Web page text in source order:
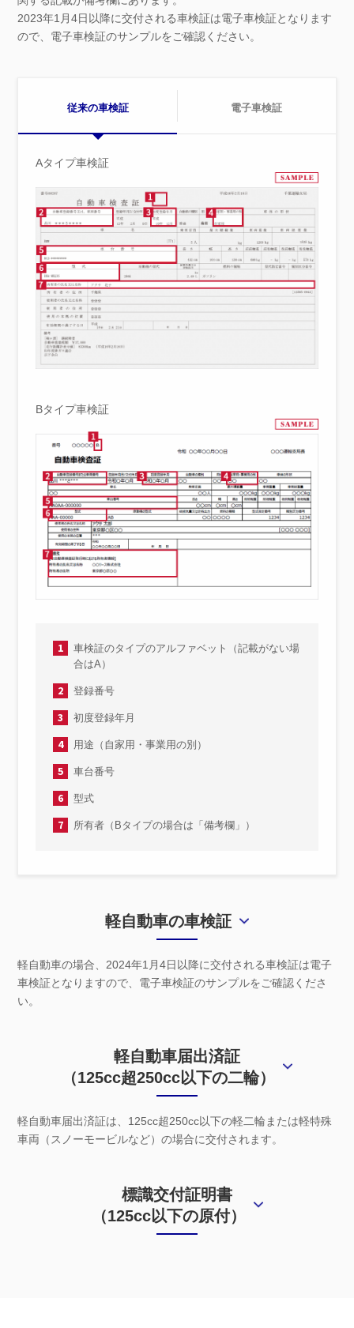
2023年1月4日以降に交付される車検証は電子車検証となります
ので、電子車検証のサンプルをご確認ください。
従来の車検証 電子車検証
Aタイプ車検証
Bタイプ車検証
1
車検証のタイプのアルファベット（記載がない場
合はA）
2 登録番号
3 初度登録年月
4 用途（自家用・事業用の別）
5 車台番号
6 型式
7 所有者（Bタイプの場合は「備考欄」）
軽自動車の車検証
軽自動車の場合、2024年1月4日以降に交付される車検証は電子
車検証となりますので、電子車検証のサンプルをご確認くださ
い。
軽自動車届出済証
（125cc超250cc以下の二輪）
軽自動車届出済証は、125cc超250cc以下の軽二輪または軽特殊
車両（スノーモービルなど）の場合に交付されます。
標識交付証明書
（125cc以下の原付）